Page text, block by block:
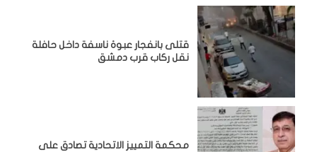
قتلى بانفجار عبوة ناسفة داخل حافلة
نقل ركاب قرب دمشق
محكمة التمييز الاتحادية تصادق على